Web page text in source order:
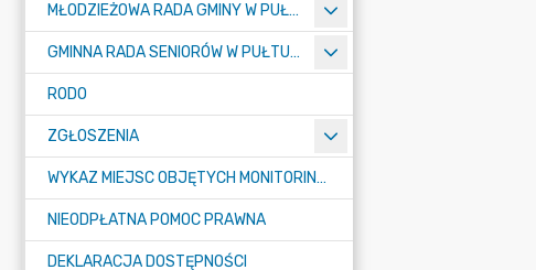
MŁODZIEŻOWA RADA GMINY W PUŁTUSKU
GMINNA RADA SENIORÓW W PUŁTUSKU
RODO
ZGŁOSZENIA
WYKAZ MIEJSC OBJĘTYCH MONITORINGIEM
NIEODPŁATNA POMOC PRAWNA
DEKLARACJA DOSTĘPNOŚCI